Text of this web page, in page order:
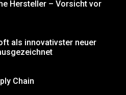
Hersteller – Vorsicht vor
als innovativster neuer
Chain